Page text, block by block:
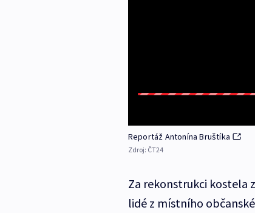
Reportáž Antonína Bruštíka
Zdroj: ČT24
Za rekonstrukci kostela
lidé z místního